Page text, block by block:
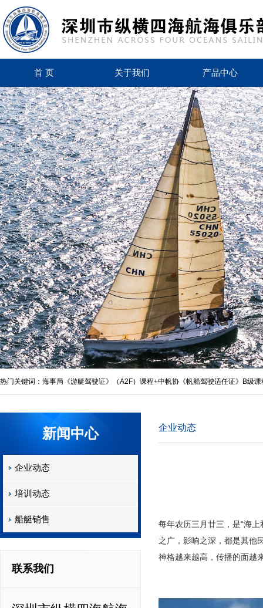
首 页 关于我们 产品中心
热门关键词： 海事局《游艇驾驶证》（A2F）课程+中帆协《帆船驾驶适任证》B级课
照 , A2F游艇帆船驾驶培训 , A2F游艇驾驶证 , A2F游艇驾驶培训 ,
新闻中心
企业动态
培训动态
船艇销售
联系我们
企业动态
每年农历三月廿三，是“海
之广，影响之深，都是其他
神格越来越高，传播的面越